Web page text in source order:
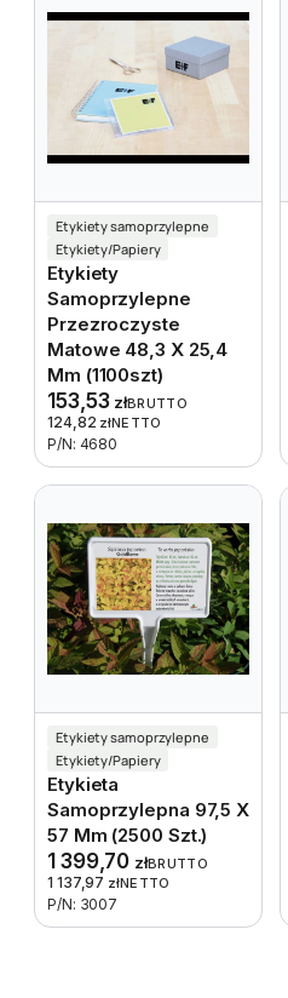
Etykiety samoprzylepne
Etykiety/Papiery
Etykiety
Samoprzylepne
Przezroczyste
Matowe 48,3 X 25,4
Mm (1100szt)
153,53 złBRUTTO
124,82 złNETTO
P/N: 4680
Etykiety samoprzylepne
Etykiety/Papiery
Etykieta
Samoprzylepna 97,5 X
57 Mm (2500 Szt.)
1 399,70 złBRUTTO
1 137,97 złNETTO
P/N: 3007